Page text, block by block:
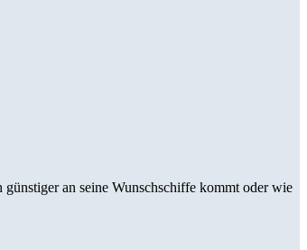
an seine Wunschschiffe kommt oder wie